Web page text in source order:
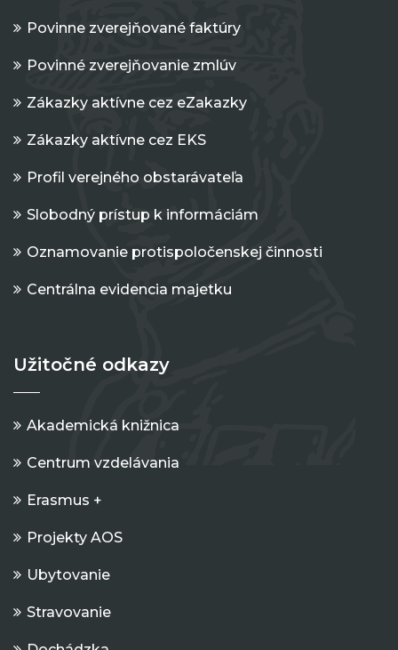
Povinne zverejňované faktúry
Povinné zverejňovanie zmlúv
Zákazky aktívne cez eZakazky
Zákazky aktívne cez EKS
Profil verejného obstarávateľa
Slobodný prístup k informáciám
Oznamovanie protispoločenskej činnosti
Centrálna evidencia majetku
Užitočné odkazy
Akademická knižnica
Centrum vzdelávania
Erasmus +
Projekty AOS
Ubytovanie
Stravovanie